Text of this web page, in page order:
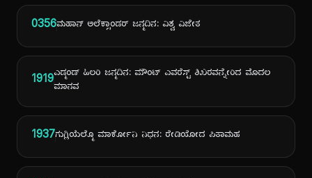
0356ಮಹಾನ್ ಅಲೆಕ್ಸಾಂಡರ್ ಜನ್ಮದಿನ: ವಿಶ್ವ ವಿಜೇತ
1919ಎಡ್ಮಂಡ್ ಹಿಲರಿ ಜನ್ಮದಿನ: ಮೌಂಟ್ ಎವರೆಸ್ಟ್ ಶಿಖರವನ್ನೇರಿದ ಮೊದಲ
ಮಾನವ
1937ಗುಗ್ಲಿಯೆಲ್ಮೊ ಮಾರ್ಕೋನಿ ನಿಧನ: ರೇಡಿಯೋದ ಪಿತಾಮಹ